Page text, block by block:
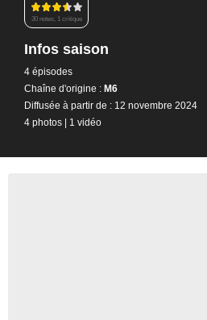
30 notes, 1 critique
Infos saison
4 épisodes
Chaîne d'origine : M6
Diffusée à partir de : 12 novembre 2024
4 photos | 1 vidéo